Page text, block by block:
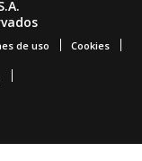
de uso Cookies